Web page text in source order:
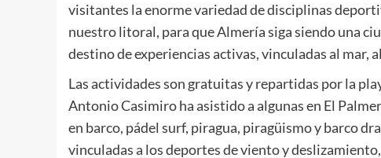
visitantes la enorme variedad de disciplinas
nuestro litoral, para que Almería siga siendo una
destino de experiencias activas, vinculadas al mar,
Las actividades son gratuitas y repartidas por la
Antonio Casimiro ha asistido a algunas en El
en barco, pádel surf, piragua, piragüismo y barco
vinculadas a los deportes de viento y